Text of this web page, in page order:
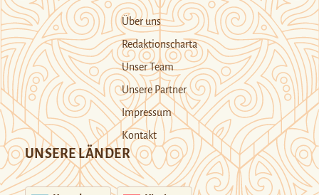
Über uns
Redaktionscharta
Unser Team
Unsere Partner
Impressum
Kontakt
UNSERE LÄNDER